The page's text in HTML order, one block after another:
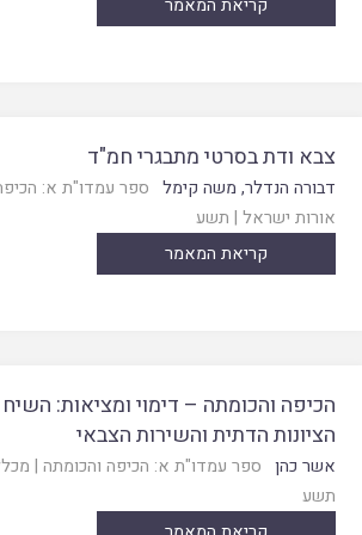
קריאת המאמר
צבא ודת בסרטי מתבגרי חמ"ד
דבורה הנדלר, משה קימל ספר עמדו"ת א:
אורות ישראל | תשע
קריאת המאמר
הכיפה והכומתה – דימוי ומציאות: השיח
הציונות הדתית והשירות הצבאי
אשר כהן ספר עמדו"ת א: הכיפה והכומתה |
תשע